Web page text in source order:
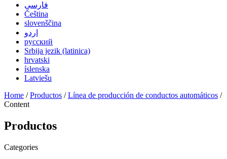
فارسی
Čeština
slovenščina
اردو
русский
Srbija jezik (latinica)
hrvatski
íslenska
Latviešu
Home /Productos /Línea de producción de conductos automáticos /
Content
Productos
Categories